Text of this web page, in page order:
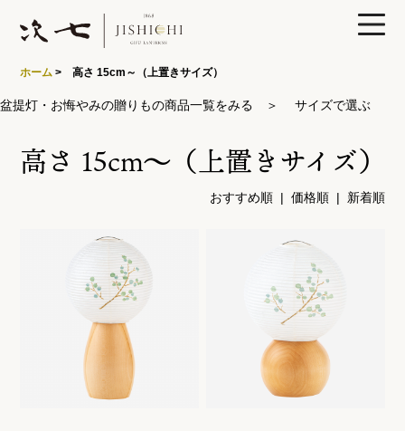
製品ラインナップ
ホーム > 高さ 15cm～（上置きサイズ）
盆提灯・お悔やみの贈りもの商品一覧をみる ＞ サイズで選ぶ
高さ 15cm～（上置きサイズ）
おすすめ順| 価格順| 新着順